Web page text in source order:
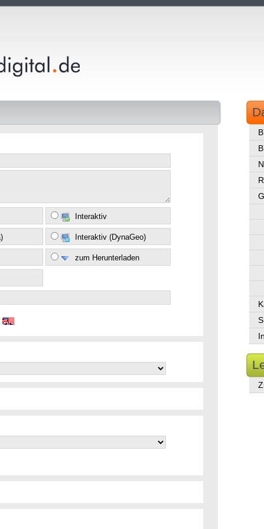
Interaktiv
Interaktiv (DynaGeo)
zum Herunterladen